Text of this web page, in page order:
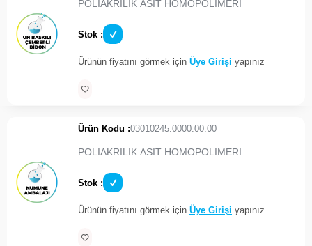
POLIAKRILIK ASIT HOMOPOLIMERI
Stok :
Ürünün fiyatını görmek için Üye Girişi yapınız
Ürün Kodu :03010245.0000.00.00
POLIAKRILIK ASIT HOMOPOLIMERI
Stok :
Ürünün fiyatını görmek için Üye Girişi yapınız